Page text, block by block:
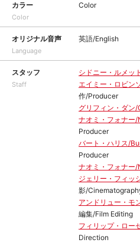
カラー
Color
Color
オリジナル音声
Language
英語/English
スタッフ
Staff
シドニー・ルメッ
エイミー・ロビン
作/Producer
グリフィン・ダン
ナオミ・フォナー
Producer
バート・ハリス/
Producer
ナオミ・フォナー
ジェリー・フィッ
影/
アンドリュー・モ
編集/Film Editing
フィリップ・ロー
Direction